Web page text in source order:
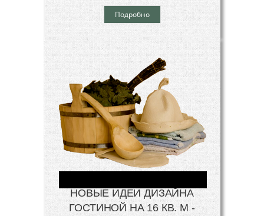
Подробно
НОВЫЕ ИДЕИ ДИЗАЙНА
ГОСТИНОЙ НА 16 КВ. М -